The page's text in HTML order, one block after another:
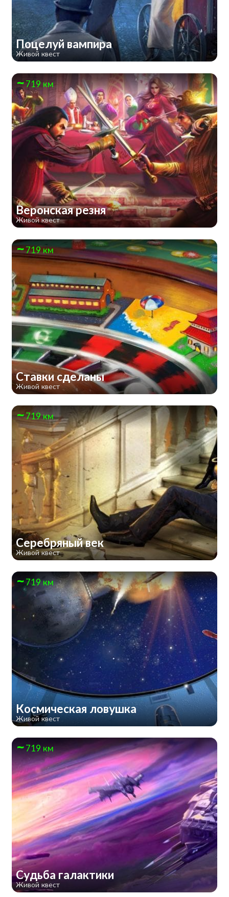
Поцелуй вампира
Живой квест
719 км
Веронская резня
Живой квест
719 км
Ставки сделаны
Живой квест
719 км
Серебряный век
Живой квест
719 км
Космическая ловушка
Живой квест
719 км
Судьба галактики
Живой квест